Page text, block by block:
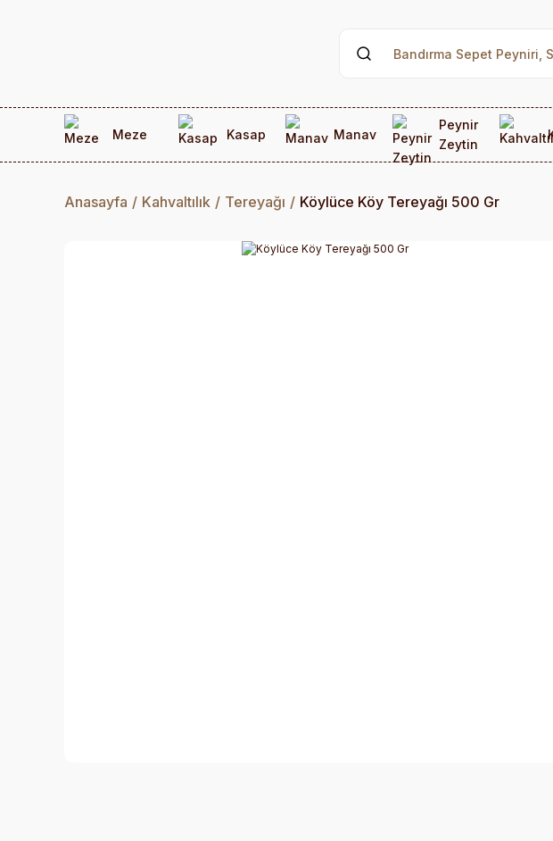
Meze Kasap Manav
Peynir
Zeytin
Anasayfa Kahvaltılık Tereyağı Köylüce Köy Tereyağı 500 Gr